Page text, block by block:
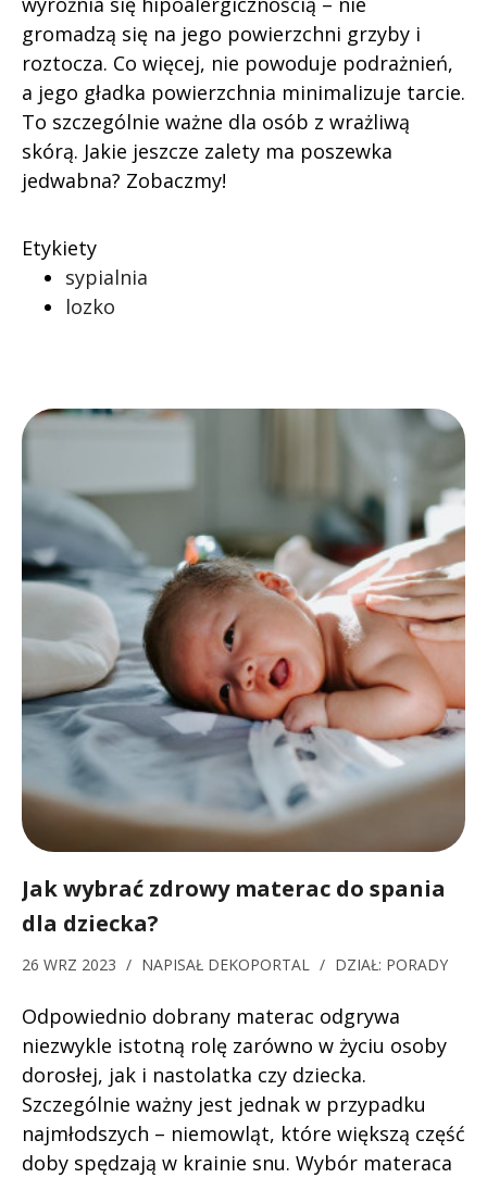
gromadzą się na jego powierzchni grzyby i
roztocza. Co więcej, nie powoduje podrażnień,
a jego gładka powierzchnia minimalizuje tarcie.
To szczególnie ważne dla osób z wrażliwą
skórą. Jakie jeszcze zalety ma poszewka
jedwabna? Zobaczmy!
Etykiety
sypialnia
lozko
Jak wybrać zdrowy materac do spania
dla dziecka?
26 WRZ 2023 / NAPISAŁ DEKOPORTAL / DZIAŁ: PORADY
Odpowiednio dobrany materac odgrywa
niezwykle istotną rolę zarówno w życiu osoby
dorosłej, jak i nastolatka czy dziecka.
Szczególnie ważny jest jednak w przypadku
najmłodszych – niemowląt, które większą część
doby spędzają w krainie snu. Wybór materaca